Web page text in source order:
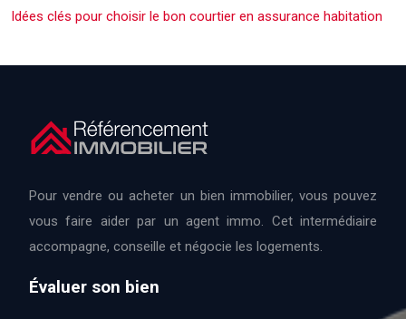
Idées clés pour choisir le bon courtier en assurance habitation
Pour vendre ou acheter un bien immobilier, vous pouvez
vous faire aider par un agent immo. Cet intermédiaire
accompagne, conseille et négocie les logements.
Évaluer son bien